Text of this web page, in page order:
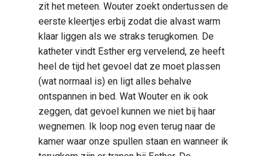
zit het meteen. Wouter zoekt ondertussen de
eerste kleertjes erbij zodat die alvast warm
klaar liggen als we straks terugkomen. De
katheter vindt Esther erg vervelend, ze heeft
heel de tijd het gevoel dat ze moet plassen
(wat normaal is) en ligt alles behalve
ontspannen in bed. Wat Wouter en ik ook
zeggen, dat gevoel kunnen we niet bij haar
wegnemen. Ik loop nog even terug naar de
kamer waar onze spullen staan en wanneer ik